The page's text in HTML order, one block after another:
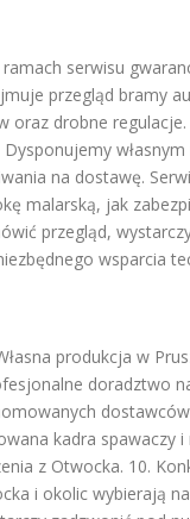
serwisu
przegląd bramy
drobne
na dostawę.
malarską, jak
przegląd,
wsparcia
produkcja w
doradztwo
kadra spawaczy
z Otwocka. 10.
i okolic wybierają